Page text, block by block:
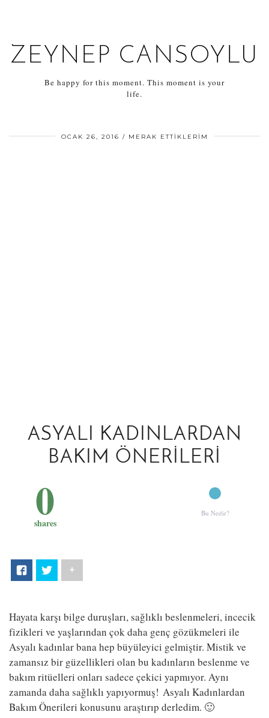
ZEYNEP CANSOYLU
Be happy for this moment. This moment is your
life.
OCAK 26, 2016 MERAK ETTIKLERIM
ASYALI KADINLARDAN
BAKIM ÖNERILERI
0
shares
+
Bu Nedir?
Hayata karşı bilge duruşları, sağlıklı beslenmeleri, incecik
fizikleri ve yaşlarından çok daha genç gözükmeleri ile
Asyalı kadınlar bana hep büyüleyici gelmiştir. Mistik ve
zamansız bir güzellikleri olan bu kadınların beslenme ve
bakım ritüelleri onları sadece çekici yapmıyor. Aynı
zamanda daha sağlıklı yapıyormuş! Asyalı Kadınlardan
Bakım Önerileri konusunu araştırıp derledim. 🙂